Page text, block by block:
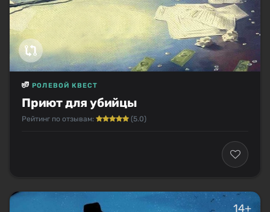
Приют для убийцы
РОЛЕВОЙ КВЕСТ
Рейтинг по отзывам: (5.0)
14+